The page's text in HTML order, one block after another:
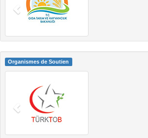
Organismes de Soutien